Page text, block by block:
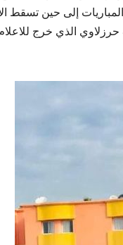
إلى حين تسقط
الذي خرج